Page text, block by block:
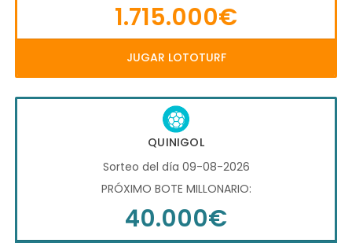
1.715.000€
JUGAR LOTOTURF
QUINIGOL
Sorteo del día 09-08-2026
PRÓXIMO BOTE MILLONARIO:
40.000€